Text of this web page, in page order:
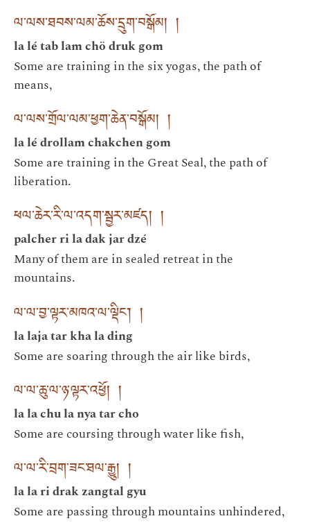
ལ་ལས་ཐབས་ལམ་ཆོས་དྲུག་བསྒོམ། །
la lé tab lam chö druk gom
Some are training in the six yogas, the path of
means,
ལ་ལས་གྲོལ་ལམ་ཕྱག་ཆེན་བསྒོམ། །
la lé drollam chakchen gom
Some are training in the Great Seal, the path of
liberation.
ཕལ་ཆེར་རི་ལ་འདག་སྦྱར་མཛད། །
palcher ri la dak jar dzé
Many of them are in sealed retreat in the
mountains.
ལ་ལ་བྱ་ལྟར་མཁའ་ལ་ལྡིང་། །
la laja tar kha la ding
Some are soaring through the air like birds,
ལ་ལ་ཆུ་ལ་ཉ་ལྟར་འཕྱོ། །
la la chu la nya tar cho
Some are coursing through water like fish,
ལ་ལ་རི་བྲག་ཟང་ཐལ་རྒྱུ། །
la la ri drak zangtal gyu
Some are passing through mountains unhindered,